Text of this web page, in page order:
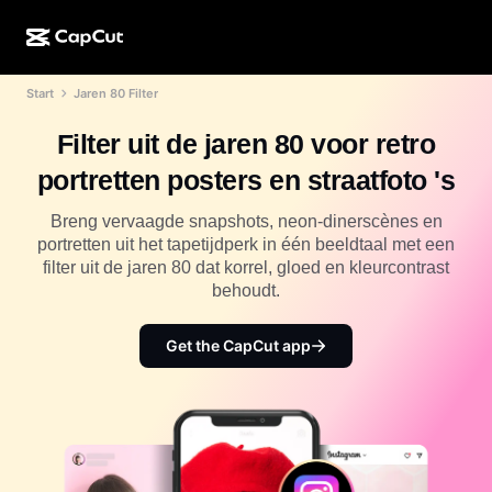
CapCut Pad
CapCut Mobiel
AI-ontwerp
Videostudio
AI-videogenerator
AI-afbeeldingengenerator
AI-afbeeldingsverbeteraar
Nano Banana Pro
Gemini Omni
AI-tools
Video-editor en -generator
Afbeeldingseditor en -generator
Spraakgenerator en -editor
Sociale media
Feestdagensjablonen
Meer
Jubileumsjablonen
Effectsjablonen
Community
Initiatieven
Partners
Pioniersprogramma
Creatief partnerprogramma
CapCut Creatieve Campus
Start Jaren 80 Filter
Filter uit de jaren 80 voor retro
portretten posters en straatfoto 's
Breng vervaagde snapshots, neon-dinerscènes en
portretten uit het tapetijdperk in één beeldtaal met een
filter uit de jaren 80 dat korrel, gloed en kleurcontrast
behoudt.
Get the CapCut app